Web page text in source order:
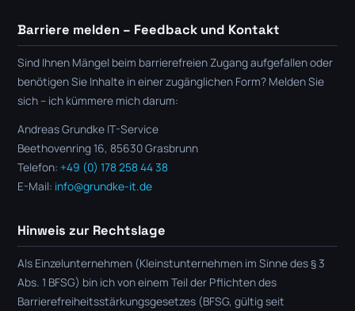
Barriere melden – Feedback und Kontakt
Sind Ihnen Mängel beim barrierefreien Zugang aufgefallen oder
benötigen Sie Inhalte in einer zugänglichen Form? Melden Sie
sich – ich kümmere mich darum:
Andreas Grundke IT-Service
Beethovenring 16, 85630 Grasbrunn
Telefon: +49 (0) 178 258 44 38
E-Mail: info@grundke-it.de
Hinweis zur Rechtslage
Als Einzelunternehmen (Kleinstunternehmen im Sinne des § 3
Abs. 1 BFSG) bin ich von einem Teil der Pflichten des
Barrierefreiheitsstärkungsgesetzes (BFSG, gültig seit